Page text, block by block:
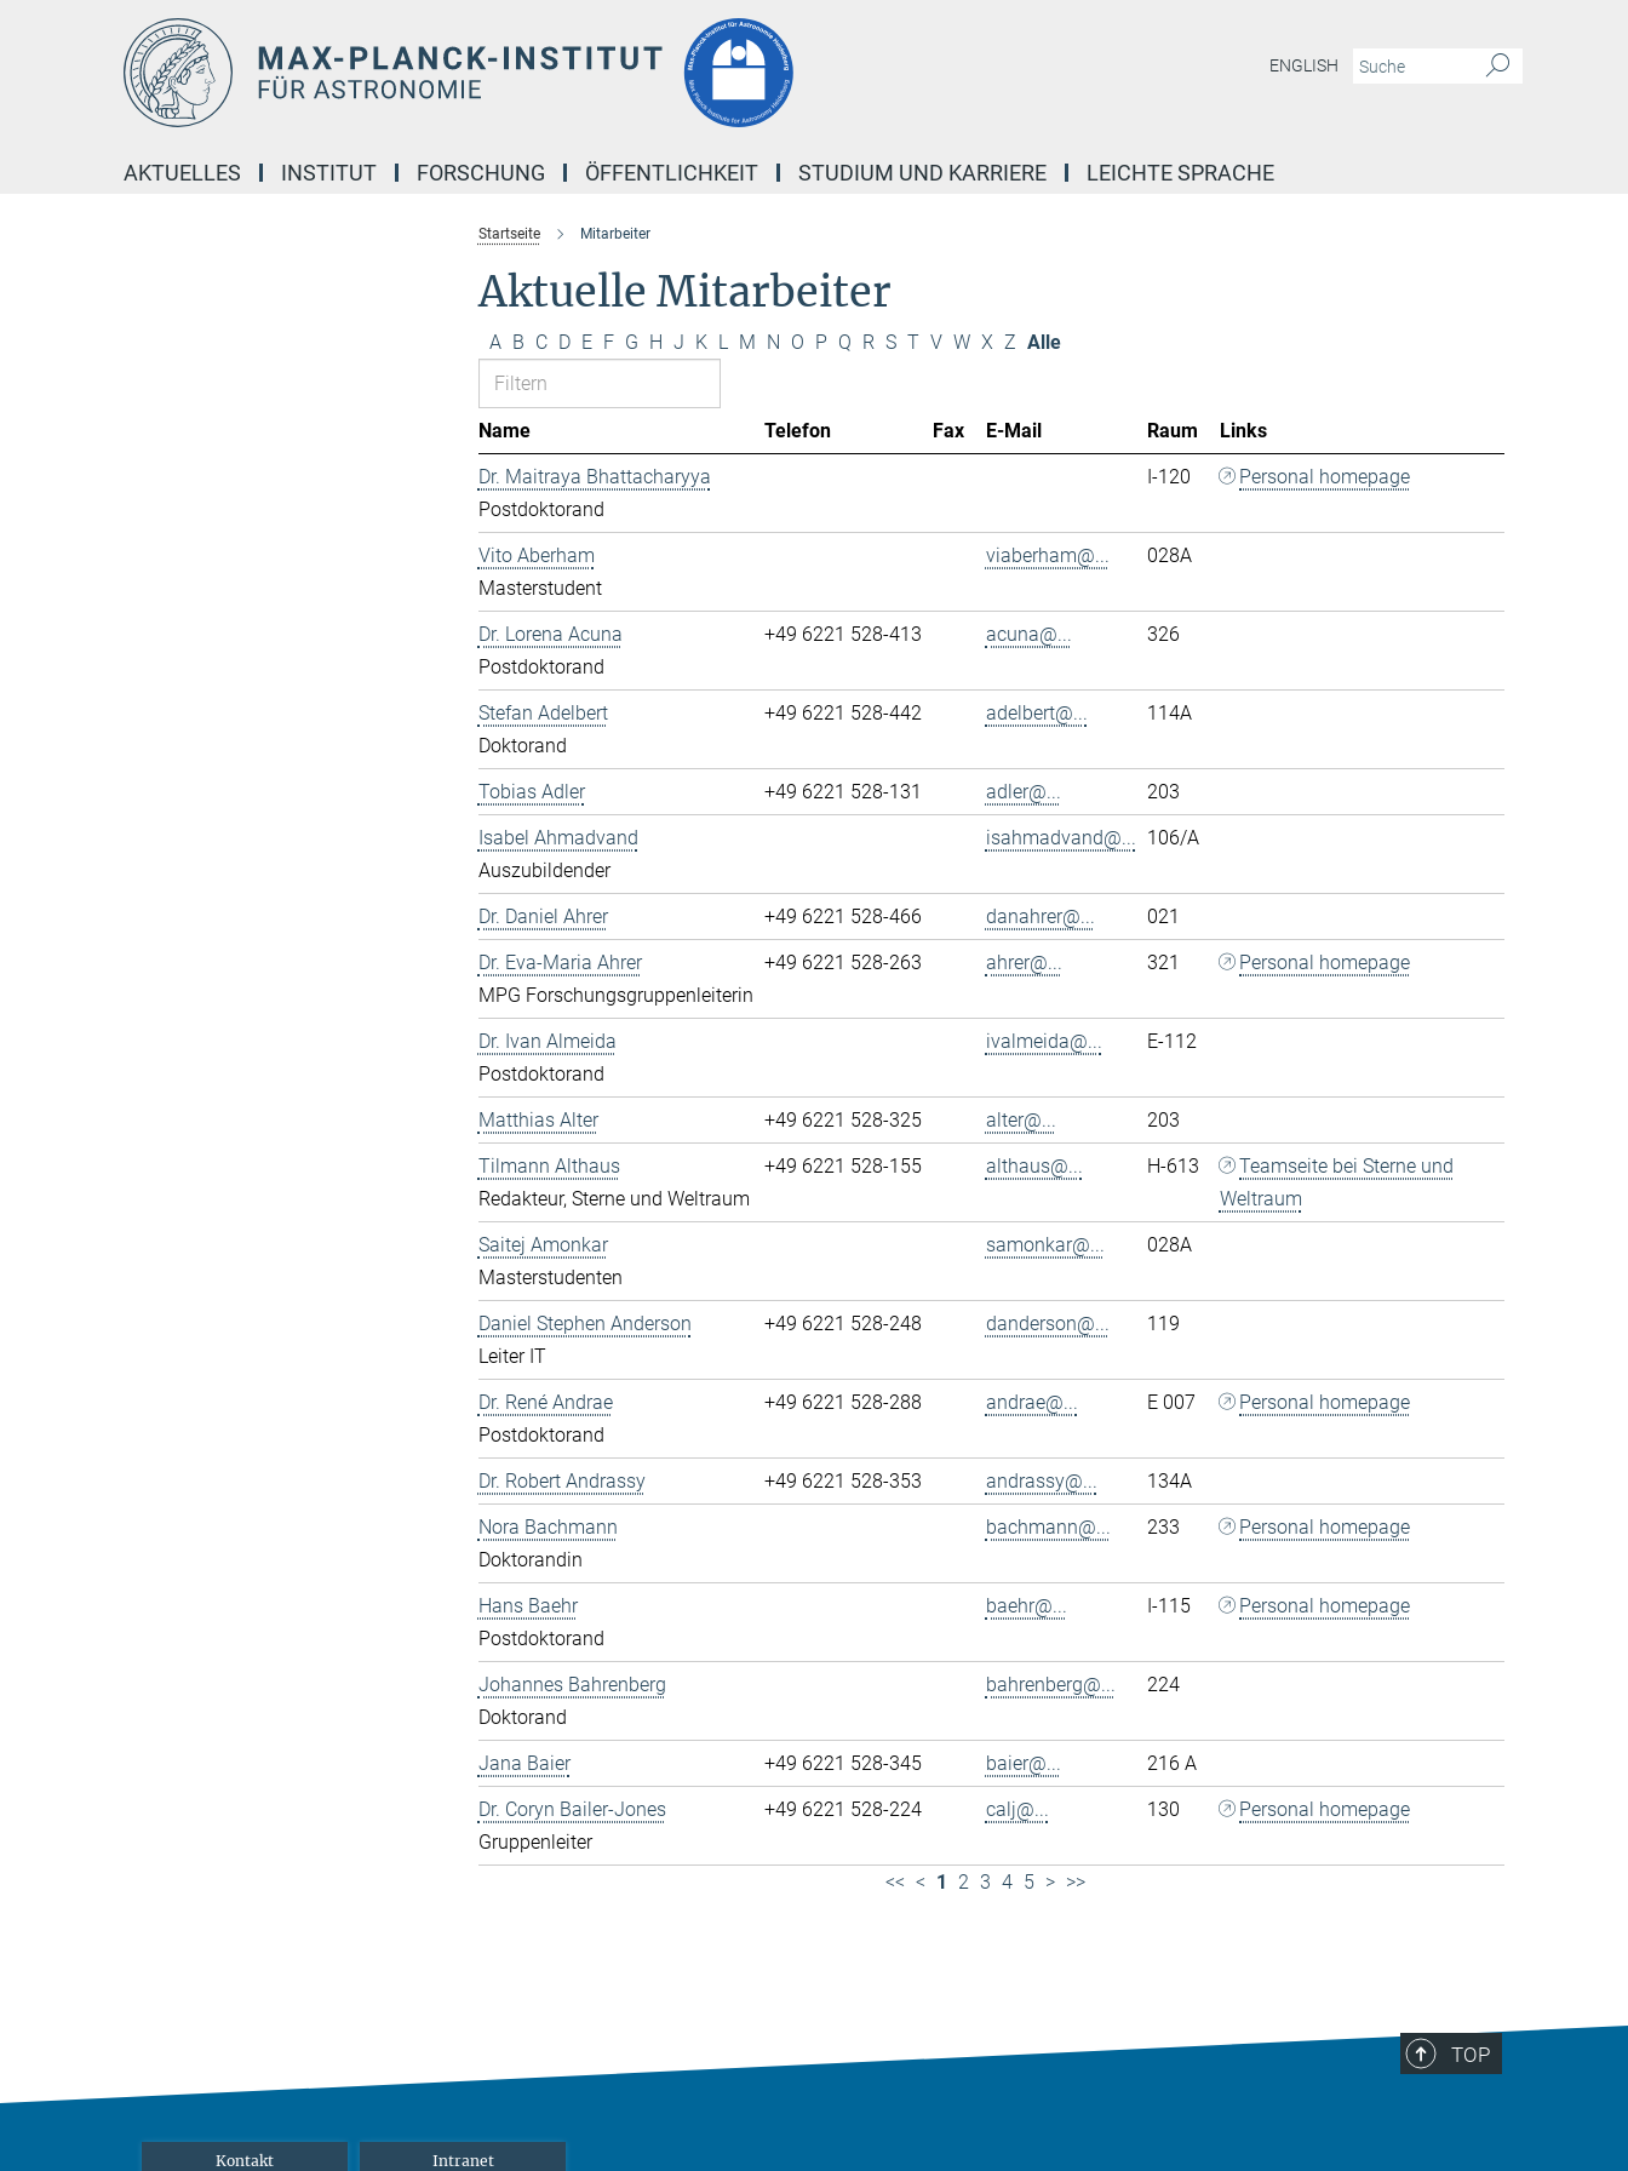
ENGLISH
AKTUELLES INSTITUT FORSCHUNG ÖFFENTLICHKEIT STUDIUM UND KARRIERE LEICHTE SPRACHE
Startseite Mitarbeiter
Aktuelle Mitarbeiter
A B C D E F G H J K L M N O P Q R S T V W X Z Alle
Name Telefon Fax E-Mail Raum
Links
Dr. Maitraya Bhattacharyya
Postdoktorand
I-120 Personal homepage
Vito Aberham
Masterstudent
viaberham@... 028A
Dr. Lorena Acuna
Postdoktorand
+49 6221 528-413 acuna@... 326
Stefan Adelbert
Doktorand
+49 6221 528-442 adelbert@... 114A
Tobias Adler +49 6221 528-131 adler@...
203
Isabel Ahmadvand
Auszubildender
isahmadvand@... 106/A
Dr. Daniel Ahrer +49 6221 528-466 danahrer@...
021
Dr. Eva-Maria Ahrer
MPG Forschungsgruppenleiterin
+49 6221 528-263 ahrer@... 321 Personal homepage
Dr. Ivan Almeida
Postdoktorand
ivalmeida@... E-112
Matthias Alter +49 6221 528-325 alter@...
203
Tilmann Althaus
Redakteur, Sterne und Weltraum
+49 6221 528-155 althaus@... H-613
Teamseite bei Sterne und
Weltraum
Saitej Amonkar
Masterstudenten
samonkar@... 028A
Daniel Stephen Anderson
Leiter IT
+49 6221 528-248 danderson@... 119
Dr. René Andrae
Postdoktorand
+49 6221 528-288 andrae@... E 007 Personal homepage
Dr. Robert Andrassy +49 6221 528-353 andrassy@...
134A
Nora Bachmann
Doktorandin
bachmann@... 233 Personal homepage
Hans Baehr
Postdoktorand
baehr@... I-115 Personal homepage
Johannes Bahrenberg
Doktorand
bahrenberg@... 224
Jana Baier +49 6221 528-345 baier@...
216 A
Dr. Coryn Bailer-Jones
Gruppenleiter
+49 6221 528-224 calj@... 130 Personal homepage
<< < 1 2 3 4 5 > >>
TOP
Kontakt Intranet